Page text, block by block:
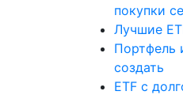
покупки
Лучшие
Портфель
создать
ETF с